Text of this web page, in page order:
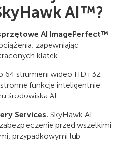
AI™?
AI ImagePerfect™
zapewniając
klatek.
64 strumieni wideo HD i 32
funkcje inteligentnie
środowiska AI.
Services. SkyHawk AI
przed wszelkimi
przypadkowymi lub